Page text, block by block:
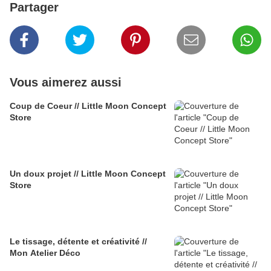
Partager
Vous aimerez aussi
Coup de Coeur // Little Moon Concept
Store
Un doux projet // Little Moon Concept
Store
Le tissage, détente et créativité //
Mon Atelier Déco